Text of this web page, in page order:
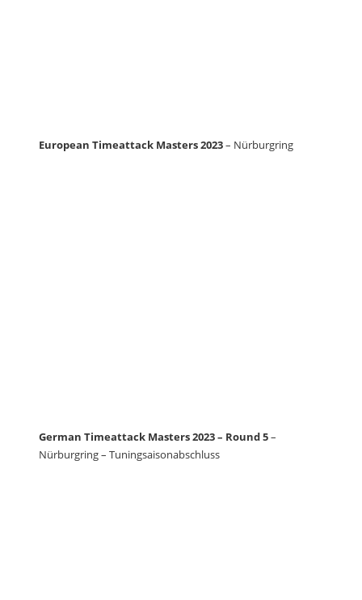
European Timeattack Masters 2023– Nürburgring
German Timeattack Masters 2023 – Round 5–
Nürburgring – Tuningsaisonabschluss